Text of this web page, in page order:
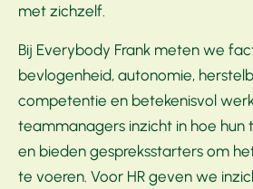
met zichzelf.
Bij Everybody Frank meten we
bevlogenheid, autonomie,
competentie en betekenisvol
teammanagers inzicht in hoe
en bieden gespreksstarters om
te voeren. Voor HR geven we